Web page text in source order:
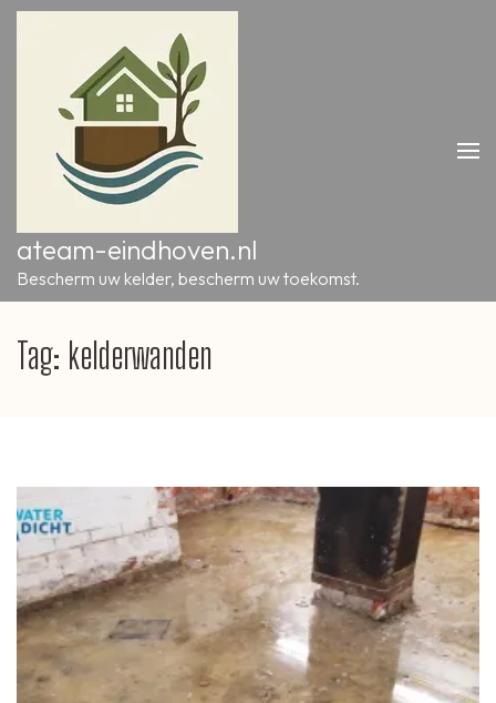
Ga
ateam-eindhoven.nl
Bescherm uw kelder, bescherm uw toekomst.
Tag: kelderwanden